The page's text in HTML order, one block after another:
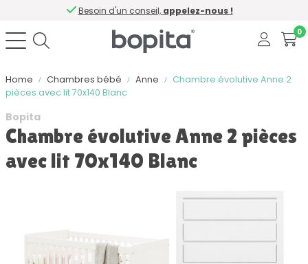
Besoin d'un conseil, appelez-nous !
0
Home Chambres bébé Anne
Chambre évolutive Anne 2
pièces avec lit 70x140 Blanc
Bopita
Chambre évolutive Anne 2 pièces
avec lit 70x140 Blanc